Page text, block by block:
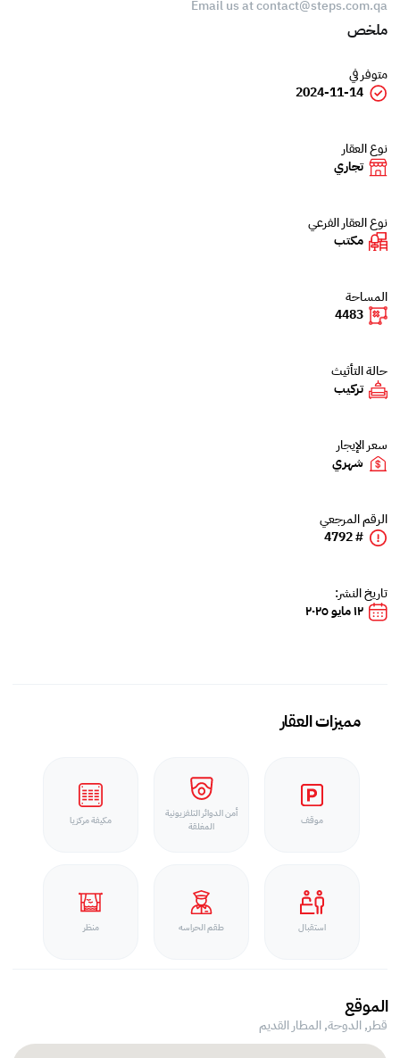
Email us atcontact@steps.com.qa
ملخص
متوفر في
2024-11-14
نوع العقار
تجاري
نوع العقار الفرعي
مكتب
المساحة
4483
حالة التأثيث
تركيب
سعر الإيجار
شهري
الرقم المرجعي
# 4792
تاريخ النشر:
١٢ مايو ٢٠٢٥
مميزات العقار
موقف
أمن الدوائر التلفزيونية
المغلقة
مكيفة مركزيا
استقبال طقم الحراسه منظر
الموقع
قطر, الدوحة,المطار القديم